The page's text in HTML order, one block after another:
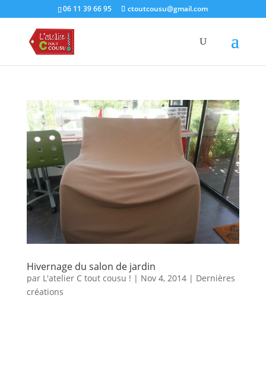
06 11 39 66 95 ctoutcousu@gmail.com
Hivernage du salon de jardin
par L'atelier C tout cousu ! | Nov 4, 2014| Dernières
créations